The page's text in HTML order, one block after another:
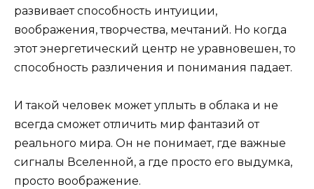
развивает способность интуиции,
воображения, творчества, мечтаний. Но когда
этот энергетический центр не уравновешен, то
способность различения и понимания падает.
И такой человек может уплыть в облака и не
всегда сможет отличить мир фантазий от
реального мира. Он не понимает, где важные
сигналы Вселенной, а где просто его выдумка,
просто воображение.